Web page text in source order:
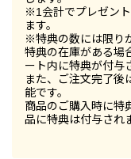
※1会計でプレゼン
ます。
※特典の数には限り
特典の在庫がある場
ート内に特典が付与
また、ご注文完了後
能です。
商品のご購入時に特
品に特典は付与され